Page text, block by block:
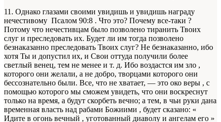
11. Однако глазами своими увидишь и увидишь награду
нечестивому Псалом 90:8 . Что это? Почему все-таки ?
Потому что нечестивцам было позволено тиранить Твоих
слуг и преследовать их. Будет ли им тогда позволено
безнаказанно преследовать Твоих слуг? Не безнаказанно, ибо
хотя Ты и допустил их, и Свои оттуда получили более
светлый венец, тем не менее и т. д. Ибо воздастся им зло ,
которого они желали, а не добро, творцами которого они
бессознательно были. Все, что не хватает, — это око веры , с
помощью которого мы сможем увидеть, что они воскреснут
только на время, а будут скорбеть вечно; а тем, в чьи руки дана
временная власть над рабами Божиими , будет сказано: «
Идите в огонь вечный , уготованный диаволу и ангелам его »